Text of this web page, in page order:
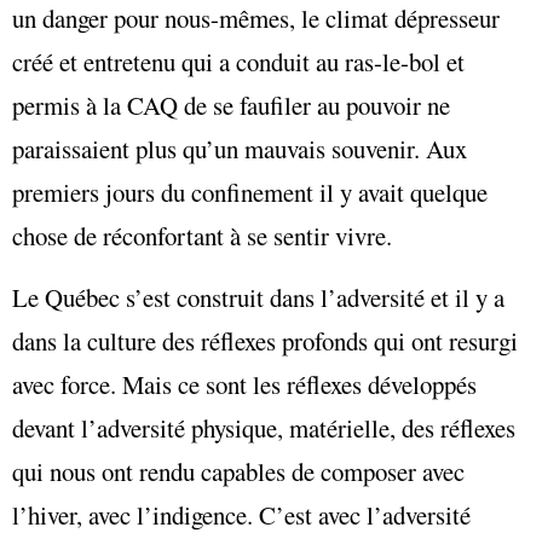
un danger pour nous-mêmes, le climat dépresseur
créé et entretenu qui a conduit au ras-le-bol et
permis à la CAQ de se faufiler au pouvoir ne
paraissaient plus qu’un mauvais souvenir. Aux
premiers jours du confinement il y avait quelque
chose de réconfortant à se sentir vivre.
Le Québec s’est construit dans l’adversité et il y a
dans la culture des réflexes profonds qui ont resurgi
avec force. Mais ce sont les réflexes développés
devant l’adversité physique, matérielle, des réflexes
qui nous ont rendu capables de composer avec
l’hiver, avec l’indigence. C’est avec l’adversité